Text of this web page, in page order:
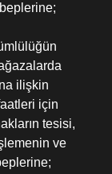
ilişkin
için
tesisi,
ve